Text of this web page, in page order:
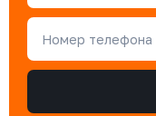
Номер телефона